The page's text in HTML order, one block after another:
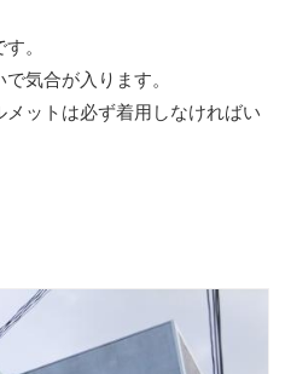
。
気合が入ります。
メットは必ず着用しなければい